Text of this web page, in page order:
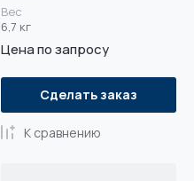
Вес
6,7 кг
Цена по запросу
Сделать заказ
К сравнению